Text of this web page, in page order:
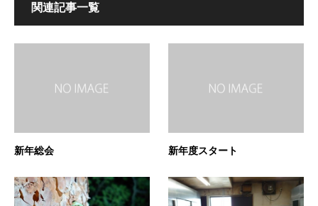
関連記事一覧
新年総会 新年度スタート